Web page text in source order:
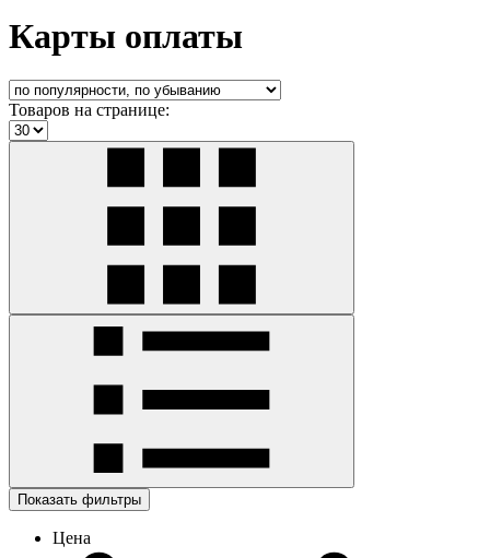
Карты оплаты
Товаров на странице:
Показать фильтры
Цена